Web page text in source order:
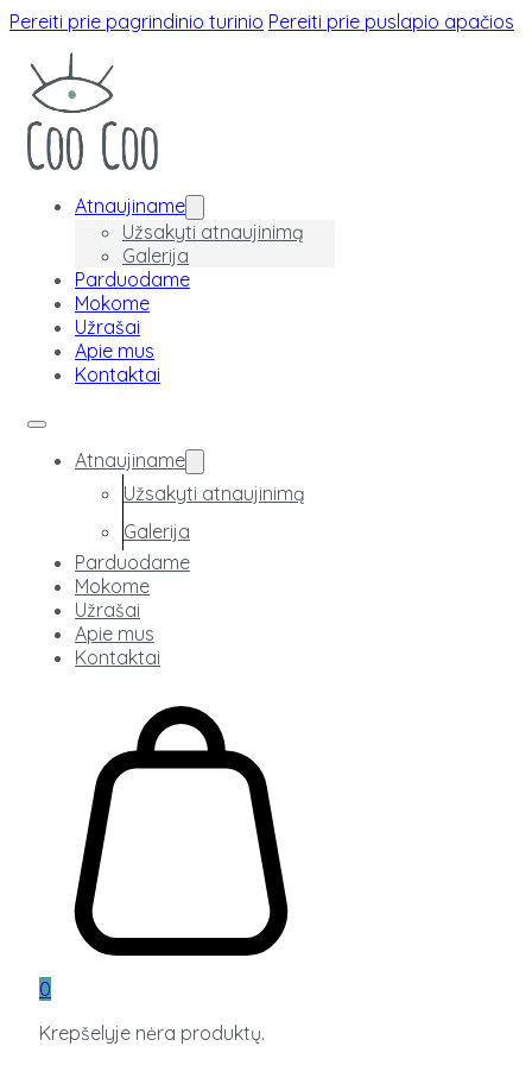
Pereiti prie pagrindinio turinio Pereiti prie puslapio apačios
Atnaujiname
Užsakyti atnaujinimą
Galerija
Parduodame
Mokome
Užrašai
Apie mus
Kontaktai
Atnaujiname
Užsakyti atnaujinimą
Galerija
Parduodame
Mokome
Užrašai
Apie mus
Kontaktai
0
Krepšelyje nėra produktų.